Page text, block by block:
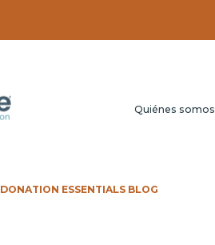
Quiénes somos
DONATION ESSENTIALS BLOG